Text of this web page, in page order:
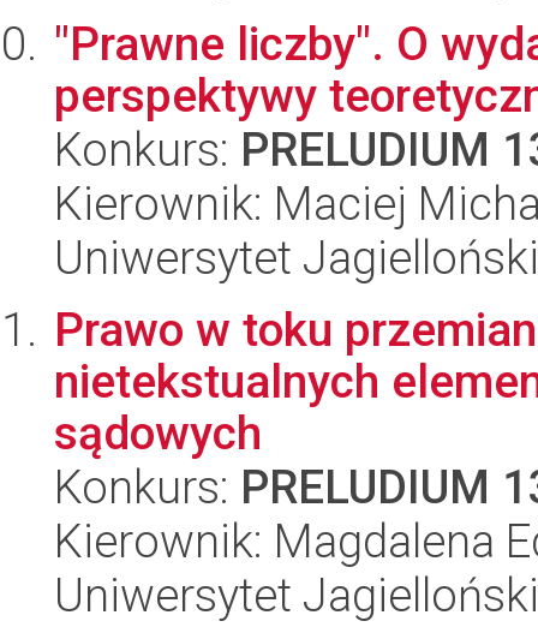
"Prawne liczby". O
perspektywy
Konkurs: PRELUDIUM
Kierownik: Maciej
Uniwersytet
Prawo w toku
nietekstualnych
sądowych
Konkurs: PRELUDIUM
Kierownik: Magdalena
Uniwersytet